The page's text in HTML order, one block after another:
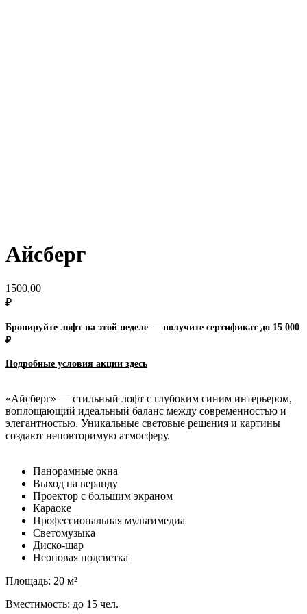
Айсберг
1500,00
₽
Бронируйте лофт на этой неделе — получите сертификат до 15 000
₽
Подробные условия акции здесь
«Айсберг» — стильный лофт с глубоким синим интерьером,
воплощающий идеальный баланс между современностью и
элегантностью. Уникальные световые решения и картины
создают неповторимую атмосферу.
Панорамные окна
Выход на веранду
Проектор с большим экраном
Караоке
Профессиональная мультимедиа
Светомузыка
Диско-шар
Неоновая подсветка
Площадь: 20 м²
Вместимость: до 15 чел.